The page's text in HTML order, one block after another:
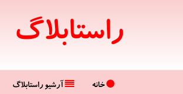
راستابلاگ
خانه آرشیو راستابلاگ